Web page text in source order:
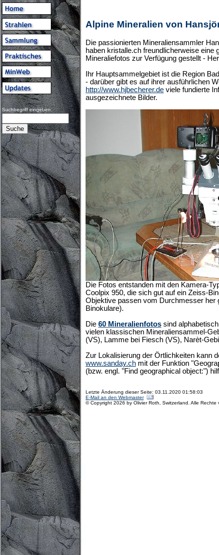
Suchbegriff eingeben:
Alpine Mineralien von
Die passionierten Mineraliensammler
haben kristalle.ch freundlicherweise eine
Mineraliefotos zur Verfügung gestellt -
Ihr Hauptsammelgebiet ist die Region
- darüber gibt es auf ihrer ausführlichen
http://www.hjbecherer.de viele fundierte
ausgezeichnete Bilder.
Die Fotos entstanden mit den Kamera-
Coolpix 950, die sich gut auf ein Zeiss-
Objektive passen vom Durchmesser her
Binokulare).
Die 60 Mineralienfotos sind
vielen klassischen Mineraliensammel-
(VS), Lamme bei Fiesch (VS), Narèt-
Zur Lokalisierung der Örtlichkeiten kann
www.sanday.ch mit der Funktion
(bzw. engl. "Find geographical object:")
Letzte Änderung dieser Seite: 03.11.2020 01:58:03
E-Mail an den Webmaster
© Copyright 2026 by Olivier Roth, Switzerland. Alle Rechte